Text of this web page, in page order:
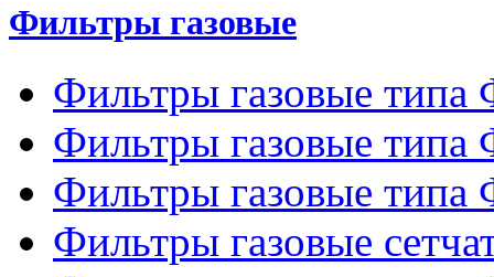
Фильтры газовые
Фильтры газовые типа
Фильтры газовые
Фильтры газовые
Фильтры газовые